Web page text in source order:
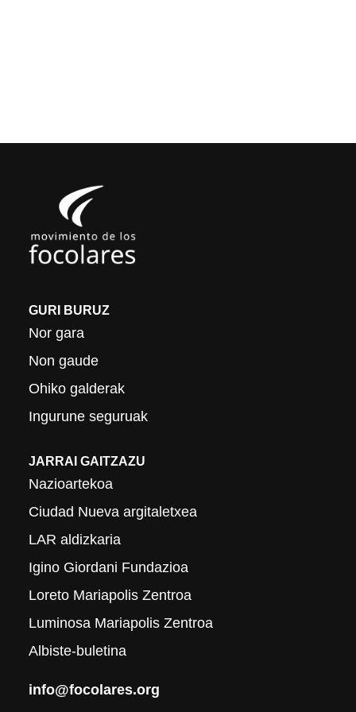
GURI BURUZ
Nor gara
Non gaude
Ohiko galderak
Ingurune seguruak
JARRAI GAITZAZU
Nazioartekoa
Ciudad Nueva argitaletxea
LAR aldizkaria
Igino Giordani Fundazioa
Loreto Mariapolis Zentroa
Luminosa Mariapolis Zentroa
Albiste-buletina
info@focolares.org